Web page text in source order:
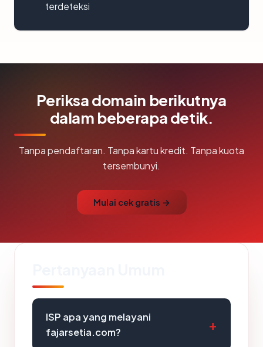
terdeteksi
Periksa domain berikutnya
dalam beberapa detik.
Tanpa pendaftaran. Tanpa kartu kredit. Tanpa kuota
tersembunyi.
Mulai cek gratis →
ISP apa yang melayani
fajarsetia.com?